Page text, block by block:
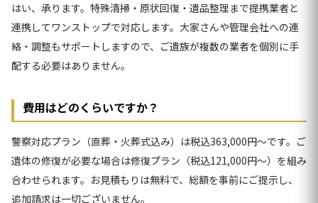
はい、承ります。特殊清掃・原状回復・遺品整理まで提携業者と
連携してワンストップで対応します。大家さんや管理会社への連
絡・調整もサポートしますので、ご遺族が複数の業者を個別に手
配する必要はありません。
費用はどのくらいですか？
警察対応プラン（直葬・火葬式込み）は税込363,000円〜です。ご
遺体の修復が必要な場合は修復プラン（税込121,000円〜）を組み
合わせられます。お見積もりは無料で、総額を事前にご提示し、
追加請求は一切ございません。